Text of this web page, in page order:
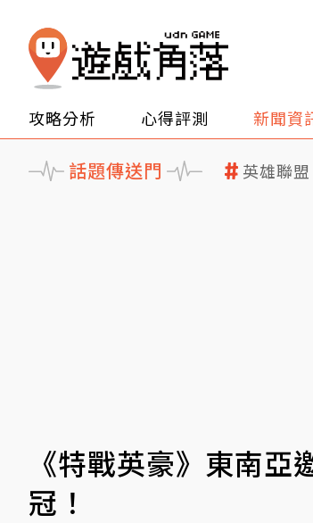
攻略分析 心得評測 新聞資
話題傳送門 英雄聯盟
《特戰英豪》東南
冠！